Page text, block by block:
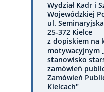
Wydział Kadr i
Wojewódzkiej
ul.
25-372 Kielce
z dopiskiem na
motywacyjnym
stanowisko
zamówień
Zamówień
Kielcach"